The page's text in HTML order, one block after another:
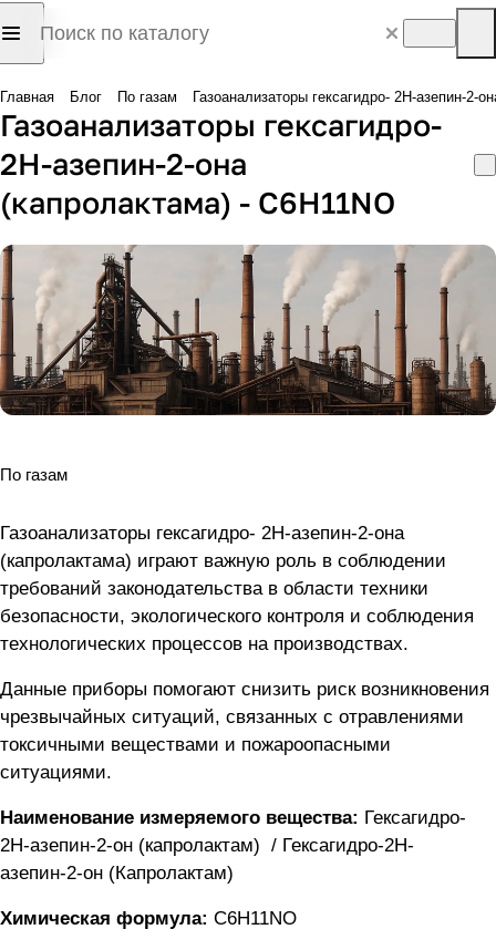
Главная Блог По газам Газоанализаторы гексагидро- 2Н-азепин-2-
Газоанализаторы гексагидро-
2Н-азепин-2-она
(капролактама) - C6H11NO
По газам
Газоанализаторы гексагидро- 2Н-азепин-2-она
(капролактама) играют важную роль в соблюдении
требований законодательства в области техники
безопасности, экологического контроля и соблюдения
технологических процессов на производствах.
Данные приборы помогают снизить риск возникновения
чрезвычайных ситуаций, связанных с отравлениями
токсичными веществами и пожароопасными
ситуациями.
Наименование измеряемого вещества: Гексагидро-
2Н-азепин-2-он (капролактам) / Гексагидро-2Н-
азепин-2-он (Капролактам)
Химическая формула: С6Н11NО